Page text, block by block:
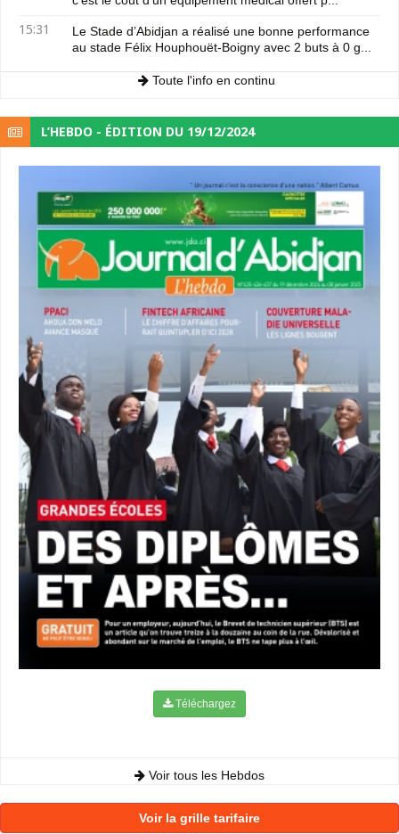
15:31
Le Stade d’Abidjan a réalisé une bonne performance
au stade Félix Houphouët-Boigny avec 2 buts à 0 g...
Toute l'info en continu
L’HEBDO - ÉDITION DU 19/12/2024
Téléchargez
Voir tous les Hebdos
Voir la grille tarifaire